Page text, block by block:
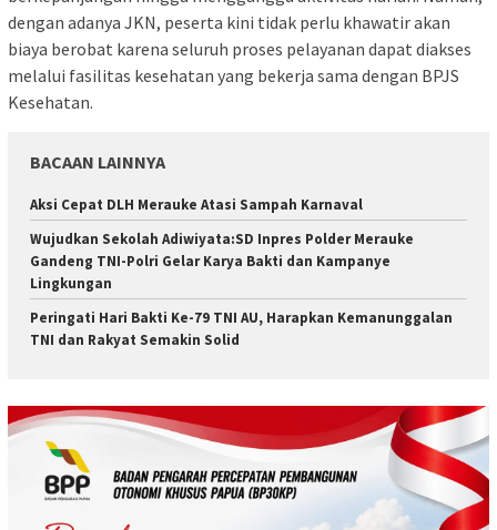
dengan adanya JKN, peserta kini tidak perlu khawatir akan
biaya berobat karena seluruh proses pelayanan dapat diakses
melalui fasilitas kesehatan yang bekerja sama dengan BPJS
Kesehatan.
BACAAN LAINNYA
Aksi Cepat DLH Merauke Atasi Sampah Karnaval
Wujudkan Sekolah Adiwiyata:SD Inpres Polder Merauke
Gandeng TNI-Polri Gelar Karya Bakti dan Kampanye
Lingkungan
Peringati Hari Bakti Ke-79 TNI AU, Harapkan Kemanunggalan
TNI dan Rakyat Semakin Solid